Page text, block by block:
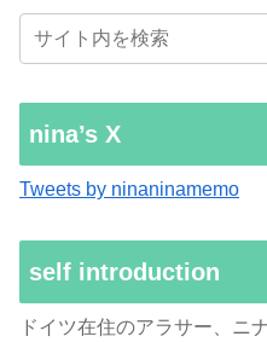
nina’s X
Tweets by ninaninamemo
self introduction
ドイツ在住のアラサー、